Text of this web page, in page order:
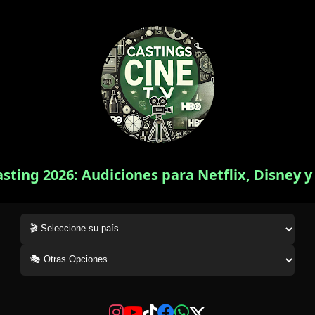
2026: Audiciones para Netflix, Disney